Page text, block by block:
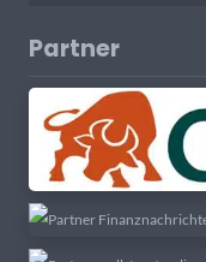
Partner